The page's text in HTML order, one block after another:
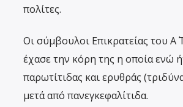
πολίτες.
Οι σύμβουλοι Επικρατείας του
έχασε την κόρη της η οποία ενώ
παρωτίτιδας και ερυθράς
μετά από πανεγκεφαλίτιδα.